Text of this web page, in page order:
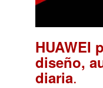
HUAWEI
diseño,
diaria.